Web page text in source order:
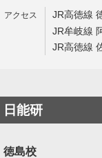
JR高徳線
JR牟岐線
JR高徳線
日能研
徳島校